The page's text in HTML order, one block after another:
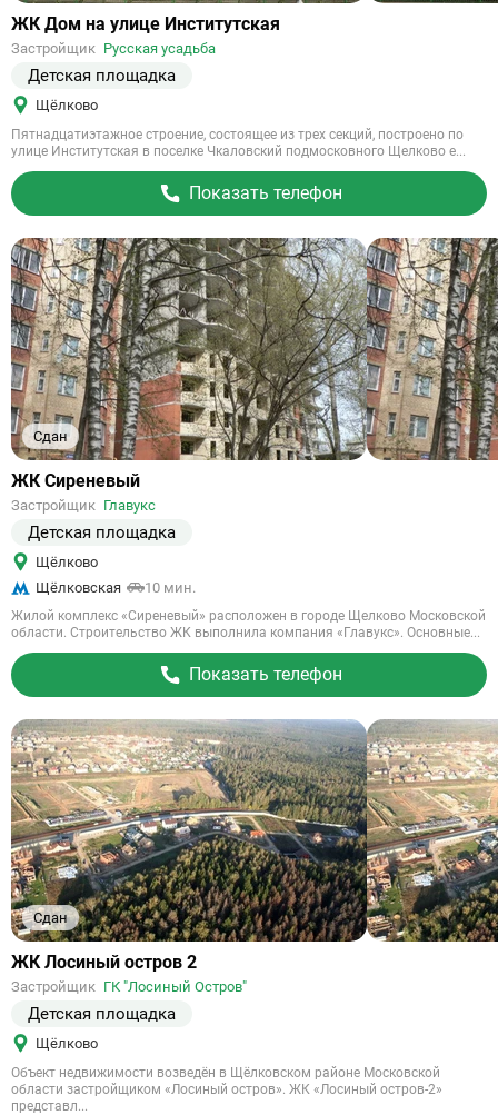
Ссылка
объект
ЖК Дом на улице Институтская
Застройщик Русская усадьба
Детская площадка
Щёлково
Пятнадцатиэтажное строение, состоящее из трех секций, построено по
улице Институтская в поселке Чкаловский подмосковного Щелково е...
Показать телефон
Сдан
Ссылка
объект
ЖК Сиреневый
Застройщик Главукс
Детская площадка
Щёлково
Щёлковская
10 мин.
Жилой комплекс «Сиреневый» расположен в городе Щелково Московской
области. Строительство ЖК выполнила компания «Главукс». Основные...
Показать телефон
Сдан
Ссылка
объект
ЖК Лосиный остров 2
Застройщик ГК "Лосиный Остров"
Детская площадка
Щёлково
Объект недвижимости возведён в Щёлковском районе Московской
области застройщиком «Лосиный остров». ЖК «Лосиный остров-2»
представл...